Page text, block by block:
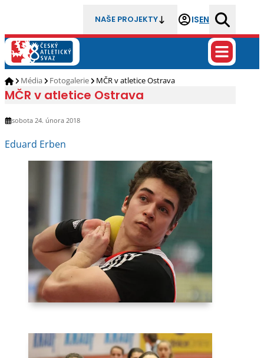
NAŠE PROJEKTY ISEN
Média Fotogalerie MČR v atletice Ostrava
MČR v atletice Ostrava
sobota 24. února 2018
Eduard Erben